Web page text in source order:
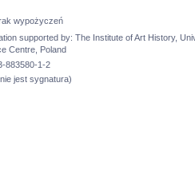
wypożyczeń
supported by: The Institute of Art History,
Centre, Poland
883580-1-2
jest sygnatura)